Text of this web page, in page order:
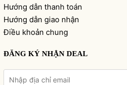
Hướng dẫn thanh toán
Hướng dẫn giao nhận
Điều khoản chung
ĐĂNG KÝ NHẬN DEAL